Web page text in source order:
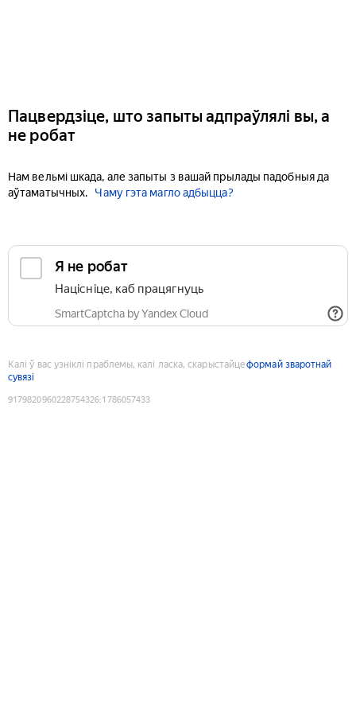
Пацвердзіце, што запыты адпраўлялі вы, а
не робат
Нам вельмі шкада, але запыты з вашай прылады падобныя да
аўтаматычных.
Чаму гэта магло адбыцца?
Я не робат
Націсніце, каб працягнуць
SmartCaptcha by Yandex Cloud
Калі ў вас узніклі праблемы, калі ласка, скарыстайцеформай зваротнай
сувязі
9179820960228754326:1786057433